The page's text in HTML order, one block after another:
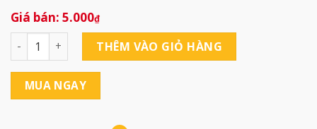
5.000₫
Túi Giấy S06 ( 15.5x19.5x7 ) số lượng
THÊM VÀO GIỎ HÀNG
MUA NGAY